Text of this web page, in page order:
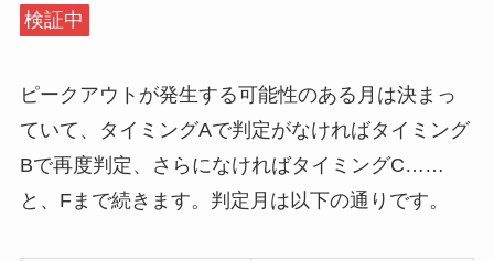
検証中
ピークアウトが発生する可能性のある月は決まっ
ていて、タイミングAで判定がなければタイミング
Bで再度判定、さらになければタイミングC……
と、Fまで続きます。判定月は以下の通りです。